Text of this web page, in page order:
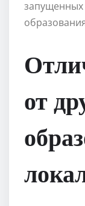
запущенных
от